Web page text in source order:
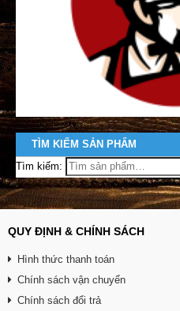
TÌM KIẾM SẢN PHẨM
Tìm kiếm:
QUY ĐỊNH & CHÍNH SÁCH
Hình thức thanh toán
Chính sách vận chuyển
Chính sách đổi trả